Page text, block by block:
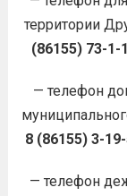
территории
(86155) 73-1-
— телефон
8 (86155) 3-
— телефон